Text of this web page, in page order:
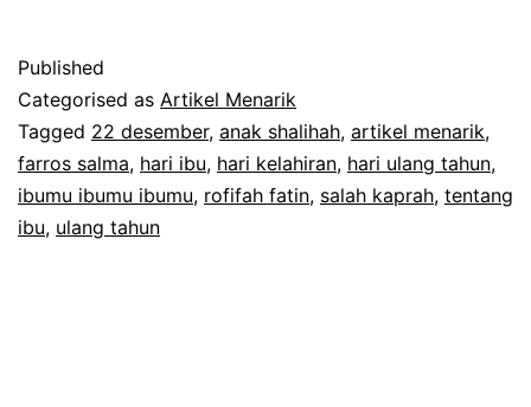
Januari
(Bukan
22
Published
Categorised as Artikel Menarik
Tagged 22 desember, anak shalihah, artikel menarik,
farros salma, hari ibu, hari kelahiran, hari ulang tahun,
ibumu ibumu ibumu, rofifah fatin, salah kaprah, tentang
ibu, ulang tahun